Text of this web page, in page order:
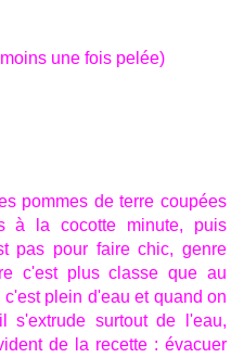
une fois pelée)
pommes de terre coupées
à la cocotte minute, puis
pas pour faire chic, genre
c'est plus classe que au
plein d'eau et quand on
s'extrude surtout de l'eau,
de la recette : évacuer